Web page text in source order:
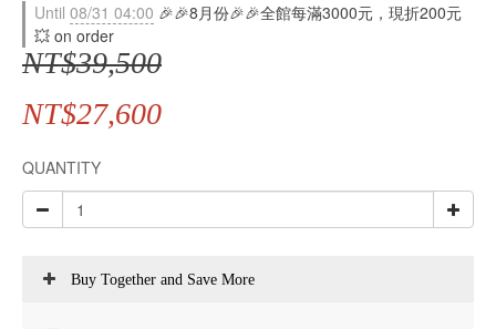
Until 08/31 04:00 🎉🎉8月份🎉🎉全館每滿3000元，現折200元
💥 on order
NT$39,500
NT$27,600
QUANTITY
Buy Together and Save More